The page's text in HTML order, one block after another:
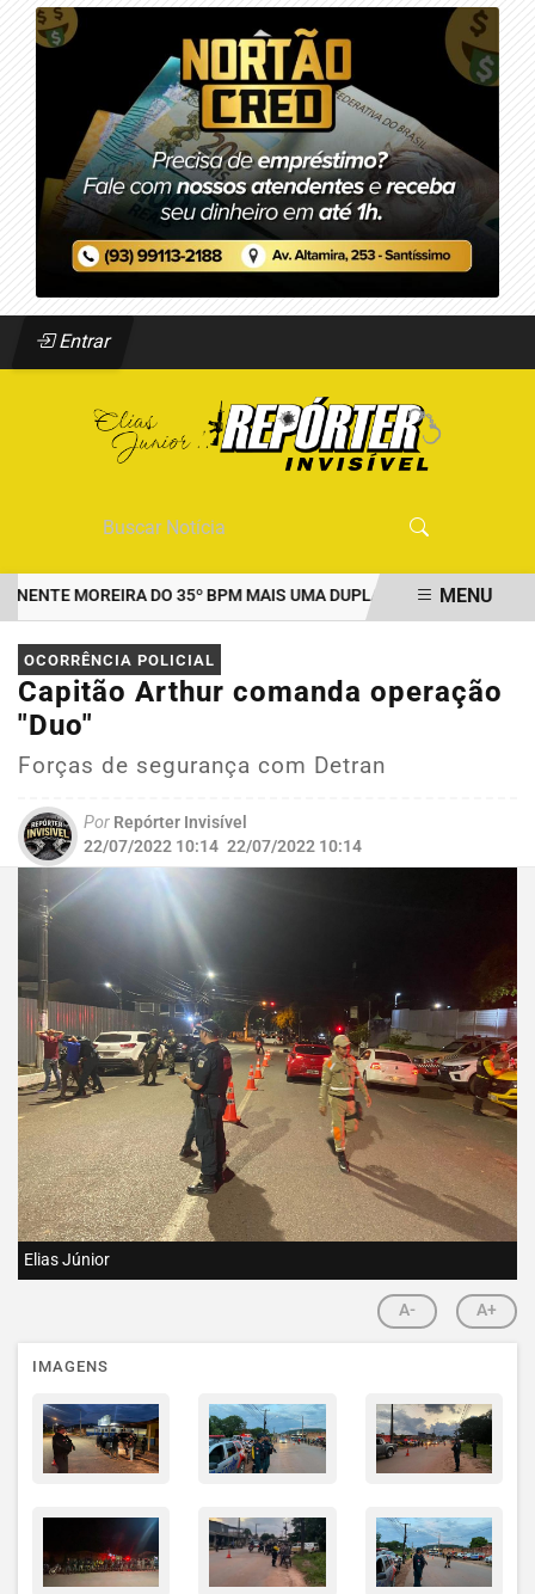
Entrar
MOREIRA DO 35º BPM MAIS UMA DUPLA PRESA POR TRÁFICO
EM ALTA
MENU
OCORRÊNCIA POLICIAL
Capitão Arthur comanda operação
"Duo"
Forças de segurança com Detran
Por Repórter Invisível
22/07/2022 10:14 22/07/2022 10:14
Elias Júnior
A- A+
IMAGENS